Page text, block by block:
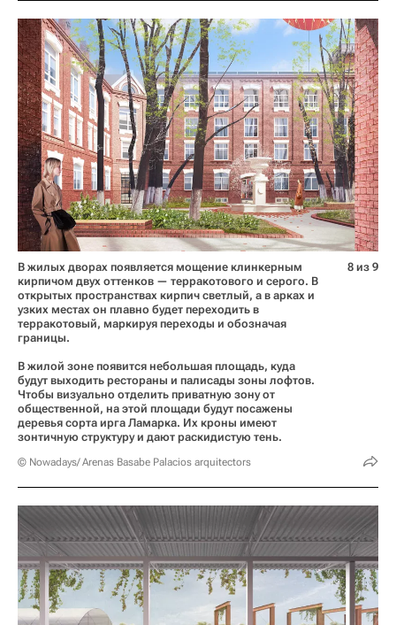
В жилых дворах появляется мощение клинкерным
кирпичом двух оттенков — терракотового и серого. В
открытых пространствах кирпич светлый, а в арках и
узких местах он плавно будет переходить в
терракотовый, маркируя переходы и обозначая
границы.
В жилой зоне появится небольшая площадь, куда
будут выходить рестораны и палисады зоны лофтов.
Чтобы визуально отделить приватную зону от
общественной, на этой площади будут посажены
деревья сорта ирга Ламарка. Их кроны имеют
зонтичную структуру и дают раскидистую тень.
© Nowadays/ Arenas Basabe Palacios arquitectors
8 из 9